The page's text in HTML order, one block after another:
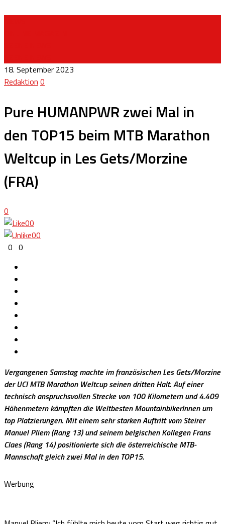
18. September 2023
Redaktion 0
Pure HUMANPWR zwei Mal in
den TOP15 beim MTB Marathon
Weltcup in Les Gets/Morzine
(FRA)
0
00
00
0 0
Vergangenen Samstag machte im französischen Les Gets/Morzine
der UCI MTB Marathon Weltcup seinen dritten Halt. Auf einer
technisch anspruchsvollen Strecke von 100 Kilometern und 4.409
Höhenmetern kämpften die Weltbesten MountainbikerInnen um
top Platzierungen. Mit einem sehr starken Auftritt vom Steirer
Manuel Pliem (Rang 13) und seinem belgischen Kollegen Frans
Claes (Rang 14) positionierte sich die österreichische MTB-
Mannschaft gleich zwei Mal in den TOP15.
Werbung